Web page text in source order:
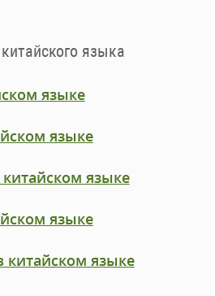
языка
языке
языке
языке
языке
языке